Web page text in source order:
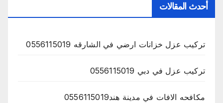
أحدث المقالات
تركيب عزل خزانات ارضي في الشارقه 0556115019
تركيب عزل في دبي 0556115019
مكافحه الافات في مدينة هند0556115019